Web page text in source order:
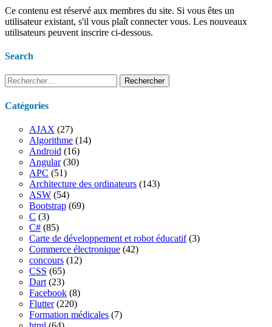
Ce contenu est réservé aux membres du site. Si vous êtes un
utilisateur existant, s'il vous plaît connecter vous. Les nouveaux
utilisateurs peuvent inscrire ci-dessous.
Search
Rechercher :
Catégories
AJAX (27)
Algorithme (14)
Android (16)
Angular(30)
APC (51)
Architecture des ordinateurs (143)
ASW (54)
Bootstrap (69)
C (3)
C# (85)
Carte de développement et robot éducatif(3)
Commerce électronique (42)
concours (12)
CSS (65)
Dart (23)
Facebook (8)
Flutter(220)
Formation médicales (7)